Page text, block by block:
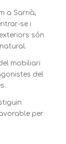
a Sarrià,
se i
són
mobiliari
del
per